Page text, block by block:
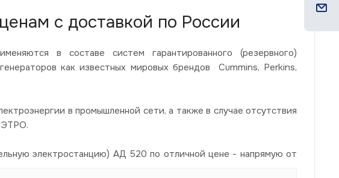
с доставкой по России
в составе систем гарантированного (резервного)
как известных мировых брендов Cummins, Perkins,
в промышленной сети, а также в случае отсутствия
ЭТРО.
электростанцию) АД 520 по отличной цене - напрямую от